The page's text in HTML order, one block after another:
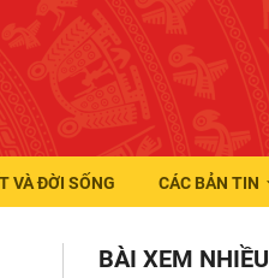
VÀ ĐỜI SỐNG CÁC BẢN TIN
BÀI XEM NHIỀU